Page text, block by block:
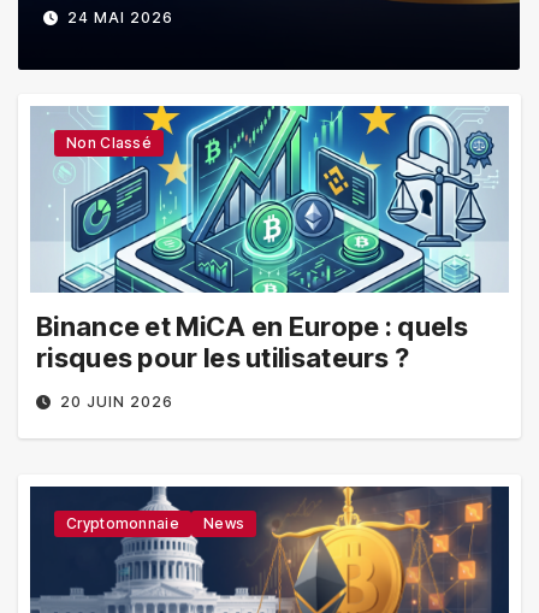
16 DÉCEMBRE 2025
Non Classé
Binance et MiCA en Europe : quels
risques pour les utilisateurs ?
20 JUIN 2026
Cryptomonnaie News